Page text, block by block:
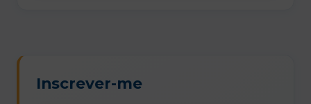
Inscrever-me